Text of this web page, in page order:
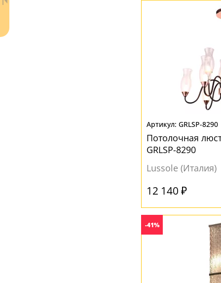
- бесплатно по России
- бесплатная доставка
GRLSP-8290
Потолочная
GRLSP-8290
Lussole (Италия)
12 140 ₽
-41%